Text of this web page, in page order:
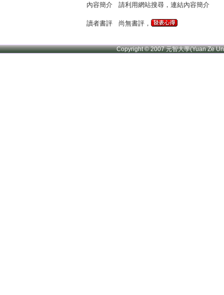
內容簡介 請利用網站搜尋，連結內容簡介
讀者書評 尚無書評，
Copyright © 2007 元智大學(Yuan Ze